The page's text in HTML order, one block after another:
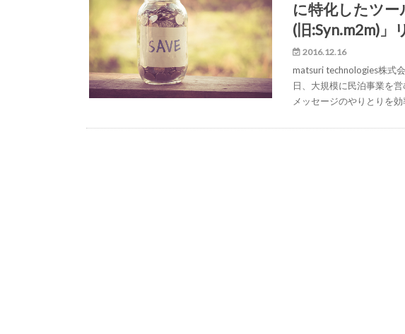
に特化したツー
(旧:Syn.m2m)」
2016.12.16
matsuri technologies株式
日、大規模に民泊事業を
メッセージのやりとりを